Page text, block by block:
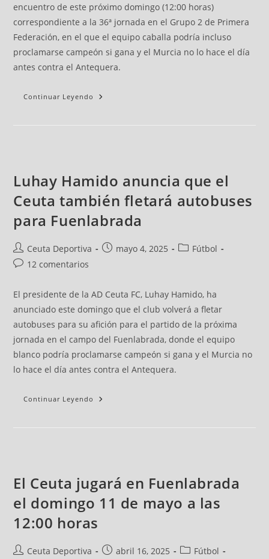
encuentro de este próximo domingo (12:00 horas)
correspondiente a la 36ª jornada en el Grupo 2 de Primera
Federación, en el que el equipo caballa podría incluso
proclamarse campeón si gana y el Murcia no lo hace el día
antes contra el Antequera.
Continuar Leyendo
Luhay Hamido anuncia que el
Ceuta también fletará autobuses
para Fuenlabrada
Ceuta Deportiva mayo 4, 2025
Fútbol
12 comentarios
El presidente de la AD Ceuta FC, Luhay Hamido, ha
anunciado este domingo que el club volverá a fletar
autobuses para su afición para el partido de la próxima
jornada en el campo del Fuenlabrada, donde el equipo
blanco podría proclamarse campeón si gana y el Murcia no
lo hace el día antes contra el Antequera.
Continuar Leyendo
El Ceuta jugará en Fuenlabrada
el domingo 11 de mayo a las
12:00 horas
Ceuta Deportiva abril 16, 2025
Fútbol